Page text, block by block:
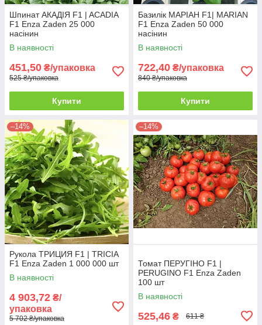
Шпинат АКАДІЯ F1 | ACADIA
F1 Enza Zaden 25 000
насінин
В наявності
451,50 ₴/упаковка
525 ₴/упаковка
Купити
Базилік МАРІАН F1| MARIAN
F1 Enza Zaden 50 000
насінин
В наявності
722,40 ₴/упаковка
840 ₴/упаковка
Купити
–14%
Рукола ТРИЦИЯ F1 | TRICIA
F1 Enza Zaden 1 000 000 шт
В наявності
4 903,72 ₴/
упаковка
5 702 ₴/упаковка
–14%
Томат ПЕРУГІНО F1 |
PERUGINO F1 Enza Zaden
100 шт
В наявності
525,46 ₴ 611 ₴